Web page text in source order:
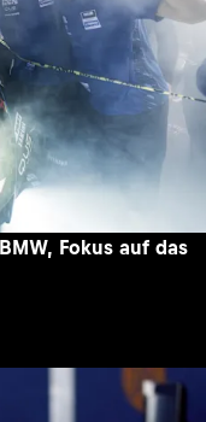
Fokus auf das